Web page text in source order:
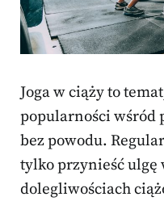
Joga w ciąży to
popularności wśród
bez powodu.
tylko przynieść ulgę
dolegliwościach